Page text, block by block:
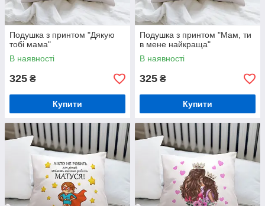
Подушка з принтом "Дякую
тобі мама"
В наявності
325 ₴
Купити
Подушка з принтом "Мам, ти
в мене найкраща"
В наявності
325 ₴
Купити